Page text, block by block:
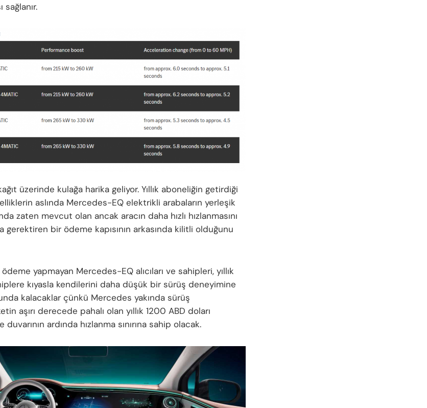
sağlanır.
üzerinde kulağa harika geliyor. Yıllık aboneliğin getirdiği
aslında Mercedes-EQ elektrikli arabaların yerleşik
zaten mevcut olan ancak aracın daha hızlı hızlanmasını
gerektiren bir ödeme kapısının arkasında kilitli olduğunu
yapmayan Mercedes-EQ alıcıları ve sahipleri, yıllık
kıyasla kendilerini daha düşük bir sürüş deneyimine
kalacaklar çünkü Mercedes yakında sürüş
aşırı derecede pahalı olan yıllık 1200 ABD doları
ardında hızlanma sınırına sahip olacak.